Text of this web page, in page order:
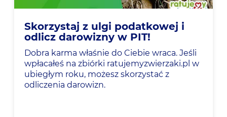
Skorzystaj z ulgi podatkowej i
odlicz darowizny w PIT!
Dobra karma właśnie do Ciebie wraca. Jeśli
wpłacałeś na zbiórki ratujemyzwierzaki.pl w
ubiegłym roku, możesz skorzystać z
odliczenia darowizn.